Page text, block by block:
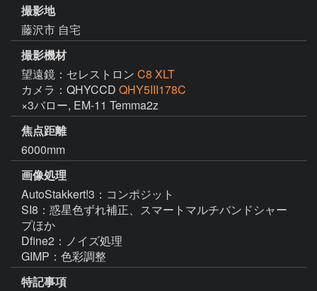
撮影地
藤沢市 自宅
撮影機材
望遠鏡：セレストロン C8 XLT
カメラ：QHYCCD QHY5III178C
×3バロー, EM-11 Temma2z
焦点距離
6000mm
画像処理
AutoStakkert!3：コンポジット
SI8：惑星色ずれ補正、スマートマルチバンドシャー
プほか
Dfine2：ノイズ処理
GIMP：色彩調整
特記事項